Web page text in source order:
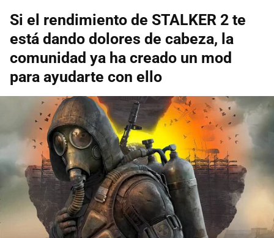
Si el rendimiento de STALKER 2 te
está dando dolores de cabeza, la
comunidad ya ha creado un mod
para ayudarte con ello